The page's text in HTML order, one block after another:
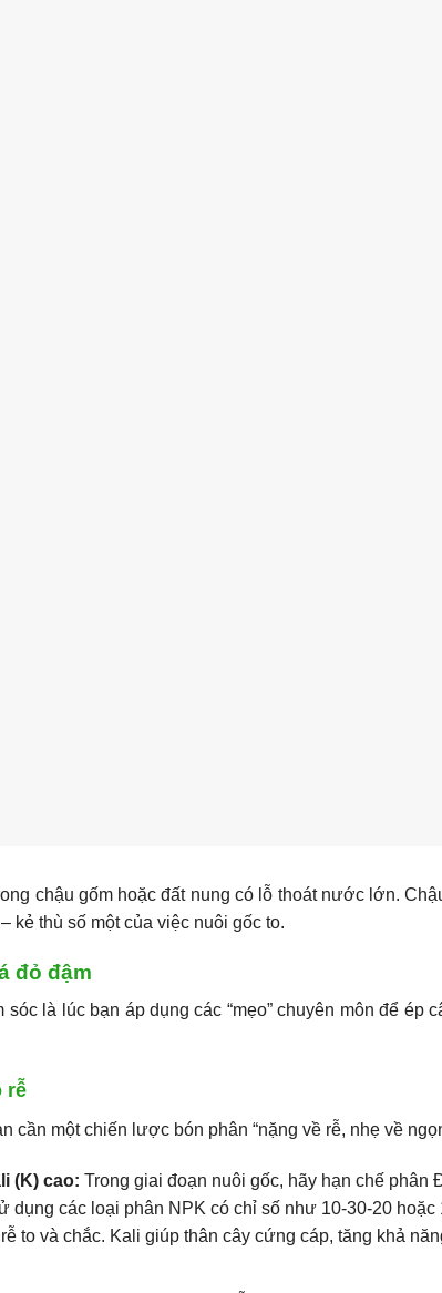
chậu gốm hoặc đất nung có lỗ thoát nước lớn.
kẻ thù số một của việc nuôi gốc to.
đỏ đậm
là lúc bạn áp dụng các “mẹo” chuyên môn để ép
rễ
cần một chiến lược bón phân “nặng về rễ, nhẹ về
(K) cao: Trong giai đoạn nuôi gốc, hãy hạn chế phân
các loại phân NPK có chỉ số như 10-30-20 hoặc
to và chắc. Kali giúp thân cây cứng cáp, tăng khả